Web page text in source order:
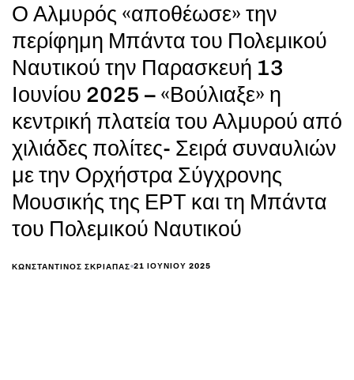
Ο Αλμυρός «αποθέωσε» την
περίφημη Μπάντα του Πολεμικού
Ναυτικού την Παρασκευή 13
Ιουνίου 2025 – «Βούλιαξε» η
κεντρική πλατεία του Αλμυρού από
χιλιάδες πολίτες- Σειρά συναυλιών
με την Ορχήστρα Σύγχρονης
Μουσικής της ΕΡΤ και τη Μπάντα
του Πολεμικού Ναυτικού
ΚΩΝΣΤΑΝΤΊΝΟΣ ΣΚΡΙΆΠΑΣ 21 ΙΟΥΝΊΟΥ 2025